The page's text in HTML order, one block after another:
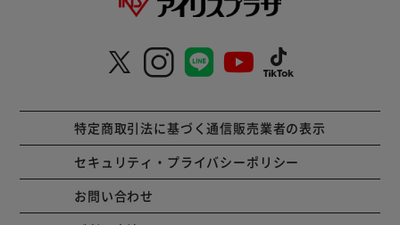
特定商取引法に基づく通信販売業者の表示
セキュリティ・プライバシーポリシー
お問い合わせ